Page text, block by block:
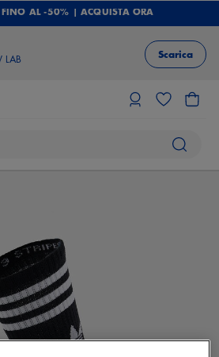
AL -50% | ACQUISTA ORA
LAB Scarica